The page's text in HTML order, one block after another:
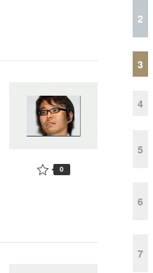
0
2
3
4
5
6
7